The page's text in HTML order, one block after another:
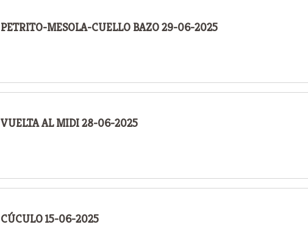
PETRITO-MESOLA-CUELLO BAZO 29-06-2025
VUELTA AL MIDI 28-06-2025
CÚCULO 15-06-2025